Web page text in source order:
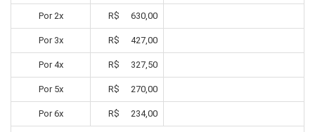
Por2x R$ 630,00
Por 3x R$ 427,00
Por4x R$ 327,50
Por 5x R$ 270,00
Por6x R$ 234,00